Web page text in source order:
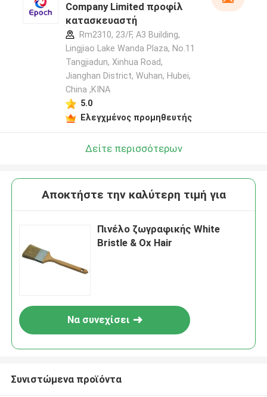
Company Limited προφίλ
κατασκευαστή
Rm2310, 23/F, A3 Building,
Lingjiao Lake Wanda Plaza, No.11
Tangjiadun, Xinhua Road,
Jianghan District, Wuhan, Hubei,
China ,ΚΙΝΑ
5.0
Ελεγχμένος προμηθευτής
Δείτε περισσότερων
Αποκτήστε την καλύτερη τιμή για
Πινέλο ζωγραφικής White
Bristle & Ox Hair
Να συνεχίσει
Συνιστώμενα προϊόντα